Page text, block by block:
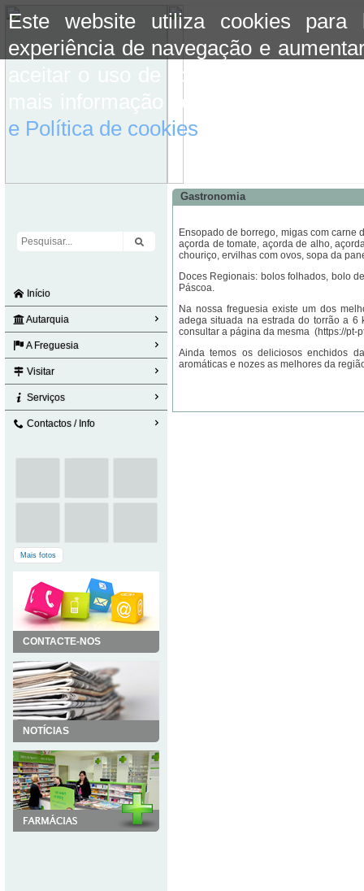
Este website utiliza cookies para
experiência de navegação e
aceitar o uso de cookies basta
mais informação consulte a
e Política de cookies
Início
Autarquia
A Freguesia
Visitar
Serviços
Contactos / Info
Mais fotos
CONTACTE-NOS
NOTÍCIAS
Gastronomia
Ensopado de borrego, migas com carne
açorda de tomate, açorda de alho,
chouriço, ervilhas com ovos, sopa da
Doces Regionais: bolos folhados, bolo
Páscoa.
Na nossa freguesia existe um dos
adega situada na estrada do torrão a 6
consultar a página da mesma (https://pt-
Ainda temos os deliciosos enchidos
aromáticas e nozes as melhores da